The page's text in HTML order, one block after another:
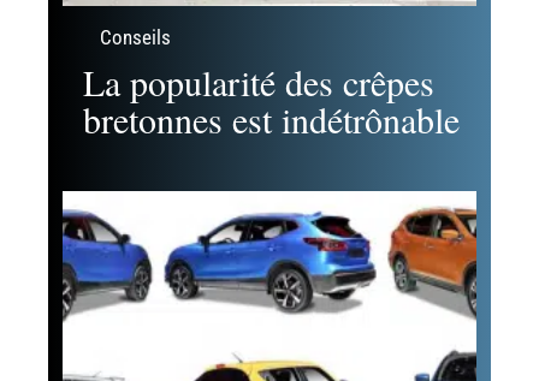
Conseils
La popularité des crêpes
bretonnes est indétrônable